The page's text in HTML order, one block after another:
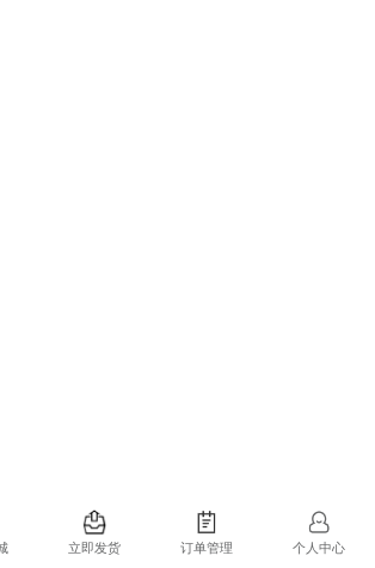
立即发货 订单管理 个人中心